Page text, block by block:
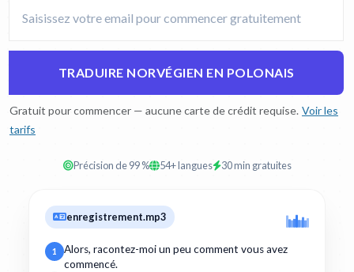
TRADUIRE NORVÉGIEN EN POLONAIS
Gratuit pour commencer — aucune carte de crédit requise. Voir les
tarifs
Précision de 99 % 54+ langues 30 min gratuites
enregistrement.mp3
1
Alors, racontez-moi un peu comment vous avez
commencé.